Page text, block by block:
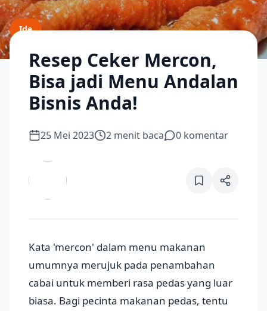
Ide
Resep Ceker Mercon,
Bisa jadi Menu Andalan
Bisnis Anda!
25 Mei 2023 2 menit baca 0 komentar
Kata 'mercon' dalam menu makanan
umumnya merujuk pada penambahan
cabai untuk memberi rasa pedas yang luar
biasa. Bagi pecinta makanan pedas, tentu